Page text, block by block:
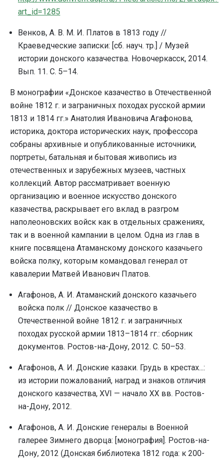
art_id=1285
Венков, А. В. М. И. Платов в 1813 году //
Краеведческие записки: [сб. науч. тр.] / Музей
истории донского казачества. Новочеркасск, 2014.
Вып. 11. С. 5–14.
В монографии «Донское казачество в Отечественной
войне 1812 г. и заграничных походах русской армии
1813 и 1814 гг.» Анатолия Ивановича Агафонова,
историка, доктора исторических наук, профессора
собраны архивные и опубликованные источники,
портреты, батальная и бытовая живопись из
отечественных и зарубежных музеев, частных
коллекций. Автор рассматривает военную
организацию и военное искусство донского
казачества, раскрывает его вклад в разгром
наполеоновских войск как в отдельных сражениях,
так и в военной кампании в целом. Одна из глав в
книге посвящена Атаманскому донского казачьего
войска полку, которым командовал генерал от
кавалерии Матвей Иванович Платов.
Агафонов, А. И. Атаманский донского казачьего
войска полк // Донское казачество в
Отечественной войне 1812 г. и заграничных
походах русской армии 1813–1814 гг.: сборник
документов. Ростов-на-Дону, 2012. С. 50–53.
Агафонов, А. И. Донские казаки. Грудь в крестах...:
из истории пожалований, наград и знаков отличия
донского казачества, XVI — начало XX вв. Ростов-
на-Дону, 2012.
Агафонов, А. И. Донские генералы в Военной
галерее Зимнего дворца: [монография]. Ростов-на-
Дону, 2012 (Донская библиотека 1812 года: к 200-